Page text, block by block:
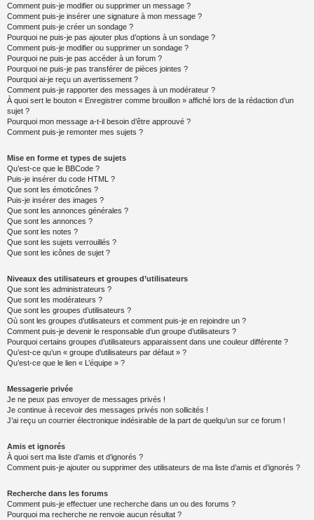
Comment puis-je modifier ou supprimer un message ?
Comment puis-je insérer une signature à mon message ?
Comment puis-je créer un sondage ?
Pourquoi ne puis-je pas ajouter plus d’options à un sondage ?
Comment puis-je modifier ou supprimer un sondage ?
Pourquoi ne puis-je pas accéder à un forum ?
Pourquoi ne puis-je pas transférer de pièces jointes ?
Pourquoi ai-je reçu un avertissement ?
Comment puis-je rapporter des messages à un modérateur ?
À quoi sert le bouton « Enregistrer comme brouillon » affiché lors de la rédaction d’un
sujet ?
Pourquoi mon message a-t-il besoin d’être approuvé ?
Comment puis-je remonter mes sujets ?
Mise en forme et types de sujets
Qu’est-ce que le BBCode ?
Puis-je insérer du code HTML ?
Que sont les émoticônes ?
Puis-je insérer des images ?
Que sont les annonces générales ?
Que sont les annonces ?
Que sont les notes ?
Que sont les sujets verrouillés ?
Que sont les icônes de sujet ?
Niveaux des utilisateurs et groupes d’utilisateurs
Que sont les administrateurs ?
Que sont les modérateurs ?
Que sont les groupes d’utilisateurs ?
Où sont les groupes d’utilisateurs et comment puis-je en rejoindre un ?
Comment puis-je devenir le responsable d’un groupe d’utilisateurs ?
Pourquoi certains groupes d’utilisateurs apparaissent dans une couleur différente ?
Qu’est-ce qu’un « groupe d’utilisateurs par défaut » ?
Qu’est-ce que le lien « L’équipe » ?
Messagerie privée
Je ne peux pas envoyer de messages privés !
Je continue à recevoir des messages privés non sollicités !
J’ai reçu un courrier électronique indésirable de la part de quelqu’un sur ce forum !
Amis et ignorés
À quoi sert ma liste d’amis et d’ignorés ?
Comment puis-je ajouter ou supprimer des utilisateurs de ma liste d’amis et d’ignorés ?
Recherche dans les forums
Comment puis-je effectuer une recherche dans un ou des forums ?
Pourquoi ma recherche ne renvoie aucun résultat ?